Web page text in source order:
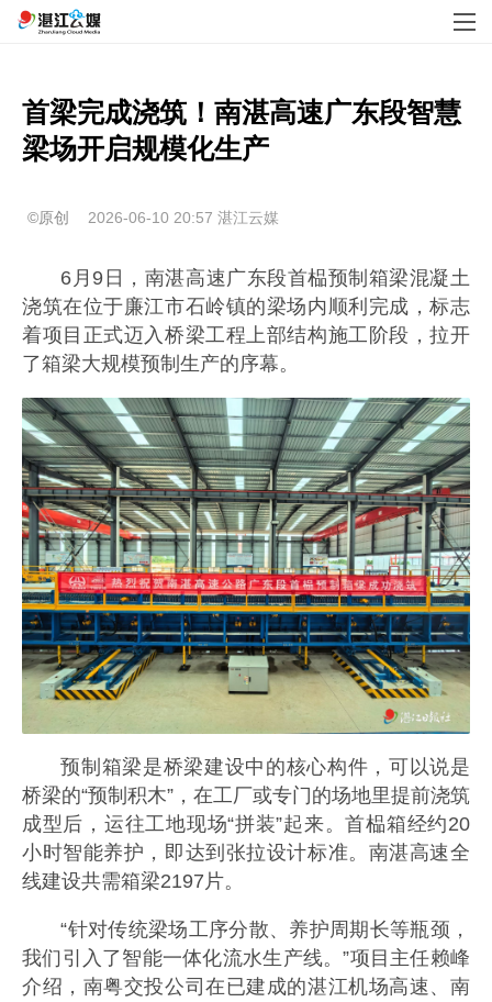
首梁完成浇筑！南湛高速广东段智慧
梁场开启规模化生产
©原创 2026-06-10 20:57 湛江云媒
6月9日，南湛高速广东段首榀预制箱梁混凝土
浇筑在位于廉江市石岭镇的梁场内顺利完成，标志
着项目正式迈入桥梁工程上部结构施工阶段，拉开
了箱梁大规模预制生产的序幕。
预制箱梁是桥梁建设中的核心构件，可以说是
桥梁的“预制积木”，在工厂或专门的场地里提前浇筑
成型后，运往工地现场“拼装”起来。首榀箱经约20
小时智能养护，即达到张拉设计标准。南湛高速全
线建设共需箱梁2197片。
“针对传统梁场工序分散、养护周期长等瓶颈，
我们引入了智能一体化流水生产线。”项目主任赖峰
介绍，南粤交投公司在已建成的湛江机场高速、南